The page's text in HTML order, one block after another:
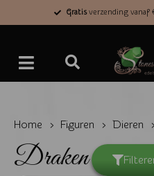
Gratisverzending vanaf
Home › Figuren › Dieren
Draken